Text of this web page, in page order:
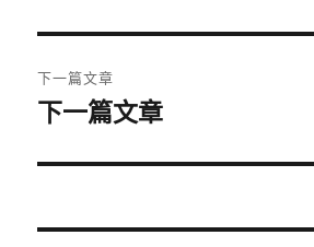
覽
篇
文
章:
下一篇文章
下
篇
章:
下一篇文章